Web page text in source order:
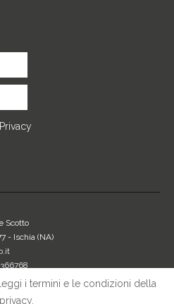
Privacy
Scotto
- Ischia (NA)
|Mappa del sito
i termini e le condizioni della
privacy.